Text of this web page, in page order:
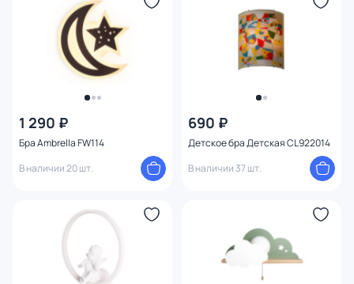
1 290 ₽
Бра Ambrella FW114
В наличии 20 шт.
690 ₽
Детское бра Детская CL922014
В наличии 37 шт.